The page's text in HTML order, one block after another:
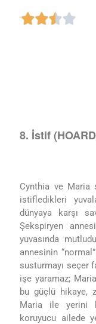
8. İstif
Cynthia ve Maria
istifledikleri
dünyaya karşı
Şekspiryen
yuvasında
annesinin
susturmayı seçer
işe yaramaz;
bu güçlü hikaye,
Maria ile yerini
koruyucu ailede